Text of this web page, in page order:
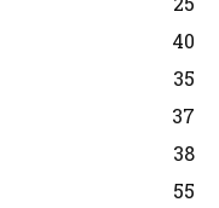
40
35
37
38
55